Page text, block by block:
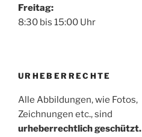
Freitag:
8:30 bis 15:00 Uhr
URHEBERRECHTE
Alle Abbildungen, wie Fotos,
Zeichnungen etc., sind
urheberrechtlich geschützt.